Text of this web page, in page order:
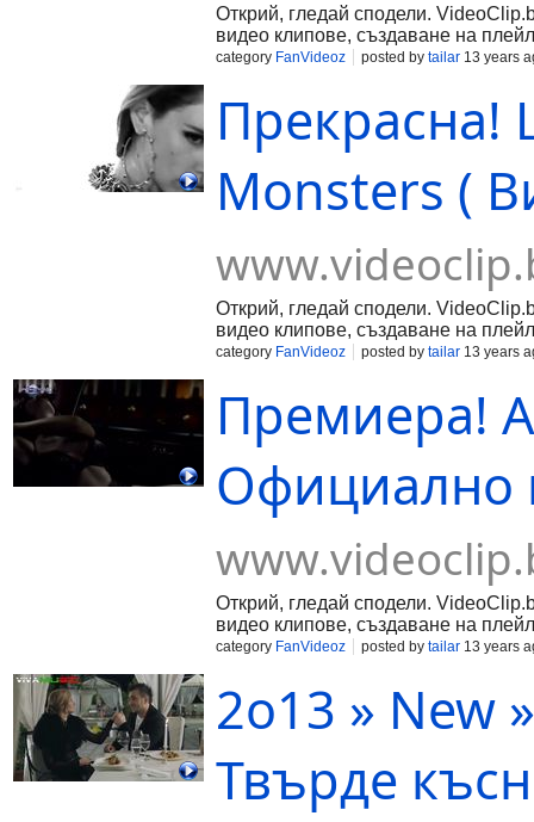
Открий, гледай сподели.
видео клипове, създаване на
category FanVideoz posted by tailar 13 years
Прекрасна!
Monsters (
Открий, гледай сподели.
видео клипове, създаване на
category FanVideoz posted by tailar 13 years
Премиера!
Официално
Открий, гледай сподели.
видео клипове, създаване на
category FanVideoz posted by tailar 13 years
2о13 » New
Твърде